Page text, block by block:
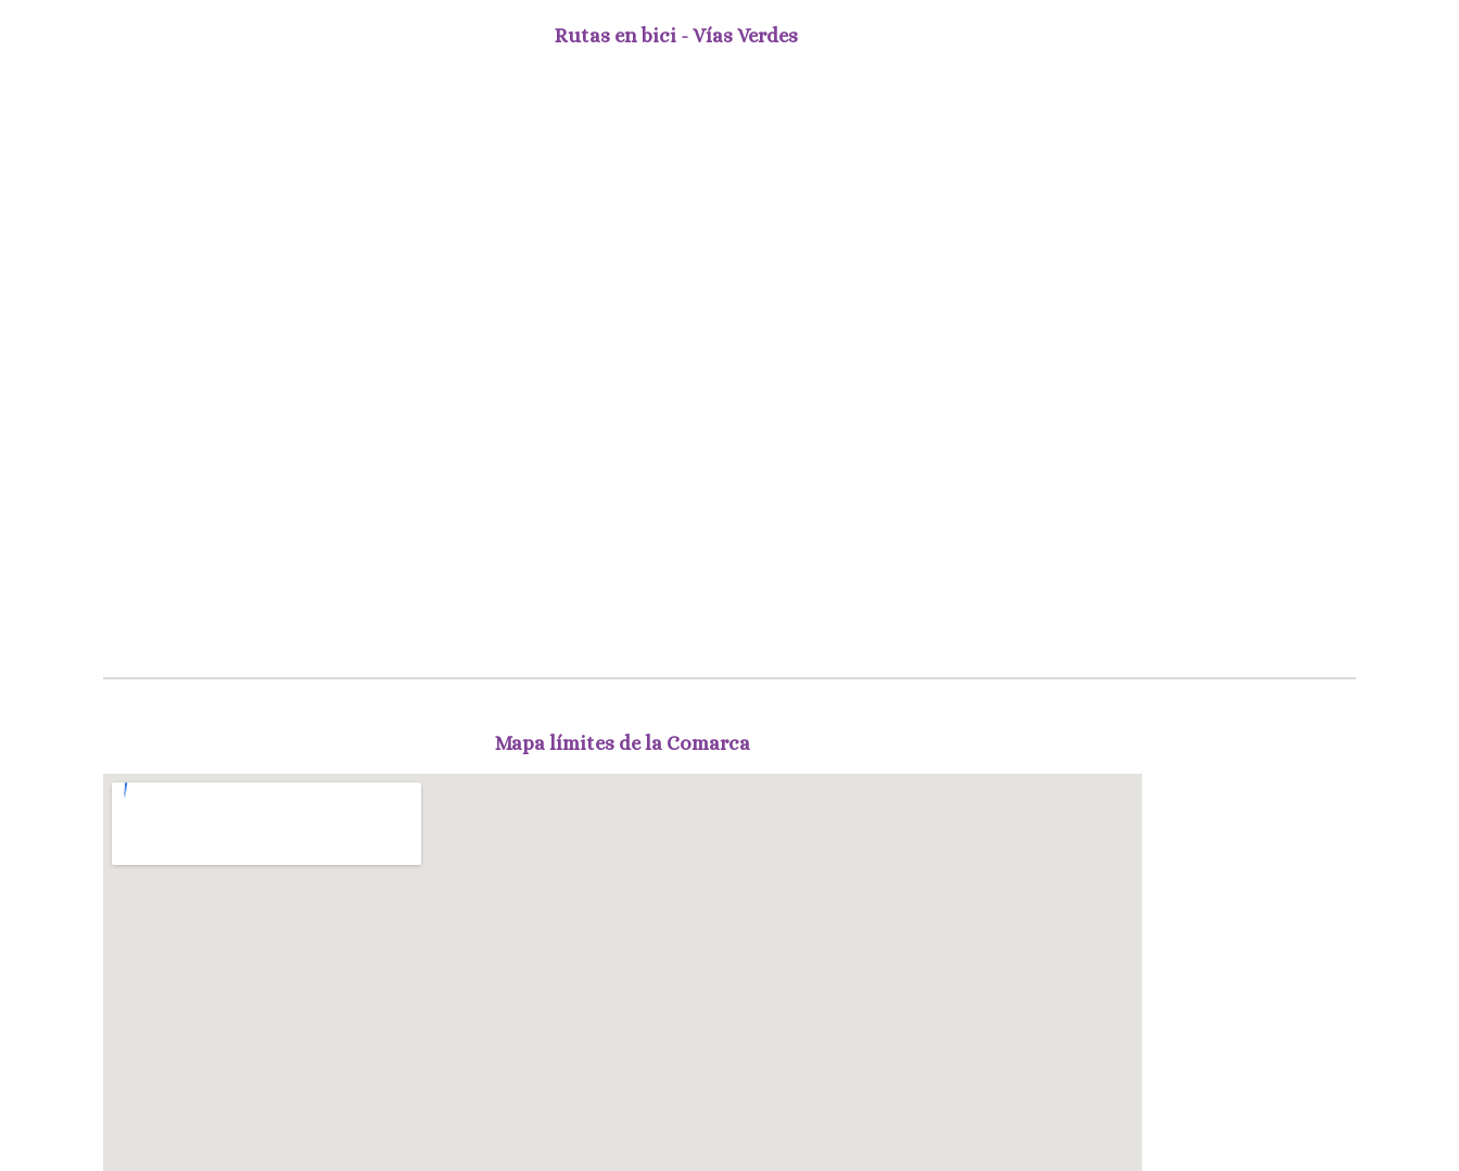
Rutas en bici - Vías Verdes
Mapa límites de la Comarca